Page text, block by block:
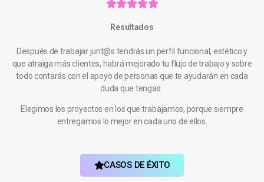

Resultados
Después de trabajar junt@s tendrás un perfil funcional, estético y
que atraiga más clientes, habrá mejorado tu flujo de trabajo y sobre
todo contarás con el apoyo de personas que te ayudarán en cada
duda que tengas.
Elegimos los proyectos en los que trabajamos, porque siempre
entregamos lo mejor en cada uno de ellos.
CASOS DE ÉXITO